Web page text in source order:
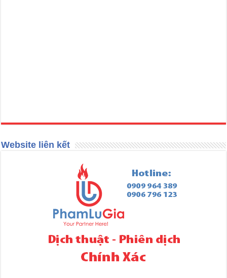
Website liên kết